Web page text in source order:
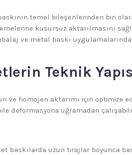
temel bileşenlerinden biri
kusursuz aktarılmasını
ve metal baskı
Teknik
homojen aktarımı için optimize
deformasyona uğramadan
baskılarda uzun tirajlar boyunca